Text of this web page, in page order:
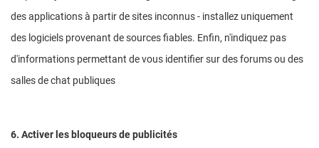
des applications à partir de sites inconnus - installez uniquement
des logiciels provenant de sources fiables. Enfin, n'indiquez pas
d'informations permettant de vous identifier sur des forums ou des
salles de chat publiques
6. Activer les bloqueurs de publicités